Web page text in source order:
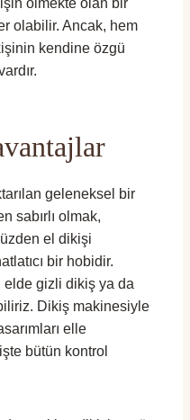
olabilir. Ancak, hem
kendine özgü
geleneksel bir
sabırlı olmak,
el dikişi
bir hobidir.
elde gizli dikiş ya da
Dikiş makinesiyle
elle
bütün kontrol